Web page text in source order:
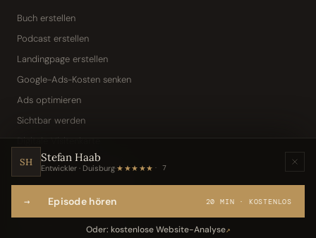
Buch erstellen
Podcast erstellen
Landingpage erstellen
Google-Ads-Kosten senken
Ads optimieren
Sichtbar werden
Digitale Visitenkarte
KI-Assistent (Toni · Jarvis)
Webseite per Sprache
SH Stefan Haab
Entwickler · Duisburg·★★★★★ 7
→ Episode hören 20 MIN · KOSTENLOS
Oder: kostenlose Website-Analyse↗